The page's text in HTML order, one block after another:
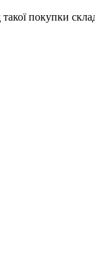
покупки